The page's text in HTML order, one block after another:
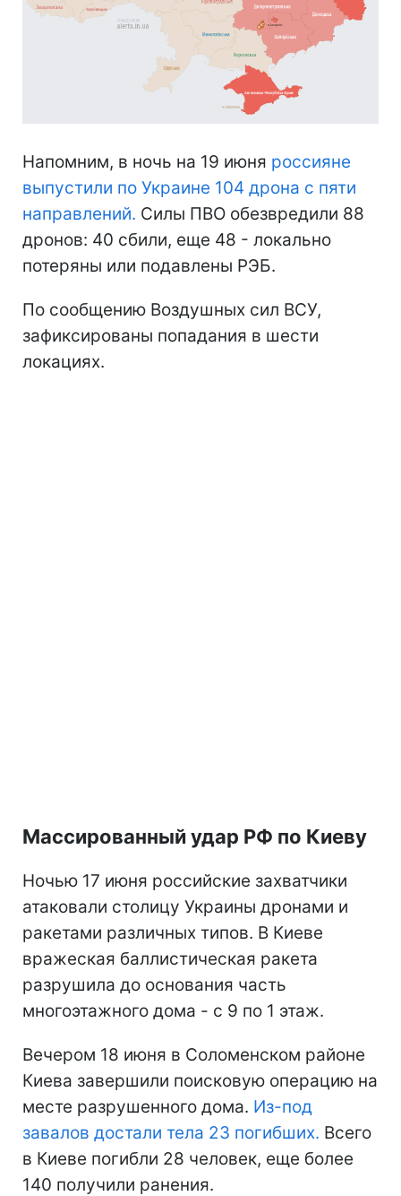
Напомним, в ночь на 19 июня россияне
выпустили по Украине 104 дрона с пяти
направлений. Силы ПВО обезвредили 88
дронов: 40 сбили, еще 48 - локально
потеряны или подавлены РЭБ.
По сообщению Воздушных сил ВСУ,
зафиксированы попадания в шести
локациях.
Массированный удар РФ по Киеву
Ночью 17 июня российские захватчики
атаковали столицу Украины дронами и
ракетами различных типов. В Киеве
вражеская баллистическая ракета
разрушила до основания часть
многоэтажного дома - с 9 по 1 этаж.
Вечером 18 июня в Соломенском районе
Киева завершили поисковую операцию на
месте разрушенного дома. Из-под
завалов достали тела 23 погибших. Всего
в Киеве погибли 28 человек, еще более
140 получили ранения.